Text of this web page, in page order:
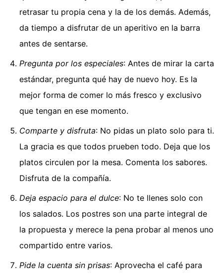
retrasar tu propia cena y la de los demás. Además,
da tiempo a disfrutar de un aperitivo en la barra
antes de sentarse.
Pregunta por los especiales: Antes de mirar la carta
estándar, pregunta qué hay de nuevo hoy. Es la
mejor forma de comer lo más fresco y exclusivo
que tengan en ese momento.
Comparte y disfruta: No pidas un plato solo para ti.
La gracia es que todos prueben todo. Deja que los
platos circulen por la mesa. Comenta los sabores.
Disfruta de la compañía.
Deja espacio para el dulce: No te llenes solo con
los salados. Los postres son una parte integral de
la propuesta y merece la pena probar al menos uno
compartido entre varios.
Pide la cuenta sin prisas: Aprovecha el café para